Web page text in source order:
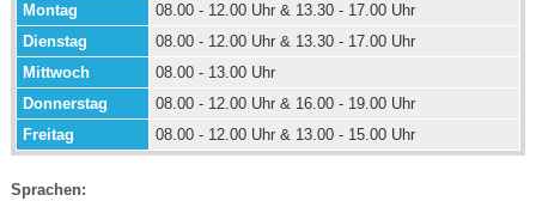
Montag
08.00 - 12.00 Uhr & 13.30 - 17.00 Uhr
Dienstag
08.00 - 12.00 Uhr & 13.30 - 17.00 Uhr
Mittwoch
08.00 - 13.00 Uhr
Donnerstag
08.00 - 12.00 Uhr & 16.00 - 19.00 Uhr
Freitag
08.00 - 12.00 Uhr & 13.00 - 15.00 Uhr
Sprachen: